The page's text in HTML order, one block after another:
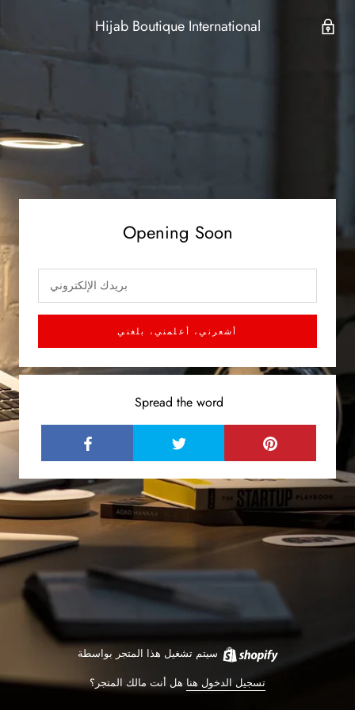
Hijab Boutique International
Opening Soon
أشعرني، أعلمني، بلغني
Spread the word
تسجيل الدخول هنا